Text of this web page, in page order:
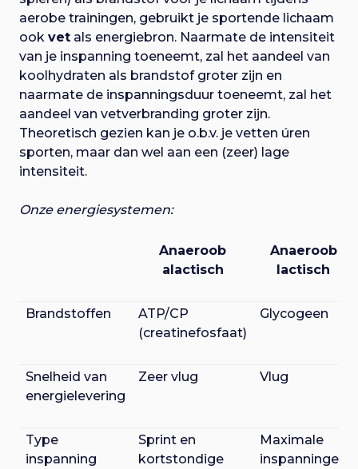
aerobe trainingen, gebruikt je sportende lichaam
ook vet als energiebron. Naarmate de intensiteit
van je inspanning toeneemt, zal het aandeel van
koolhydraten als brandstof groter zijn en
naarmate de inspanningsduur toeneemt, zal het
aandeel van vetverbranding groter zijn.
Theoretisch gezien kan je o.b.v. je vetten úren
sporten, maar dan wel aan een (zeer) lage
intensiteit.
Onze energiesystemen:
Anaeroob
alactisch
Anaeroob
lactisch
Brandstoffen
ATP/CP
(creatinefosfaat)
Glycogeen
Snelheid van
energielevering
Zeer vlug Vlug
Type
inspanning
Sprint en
kortstondige
Maximale
inspanningen